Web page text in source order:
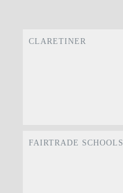
CLARETINER
FAIRTRADE SCHOOLS